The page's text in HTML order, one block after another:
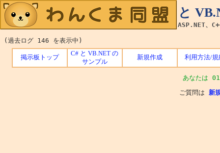
C# と
ASP.NET、
(過去ログ 146 を表示中)
掲示板トップ
C# と VB.NET の
サンプル
新規作成 利用方法/規
あなたは
ご質問は 新